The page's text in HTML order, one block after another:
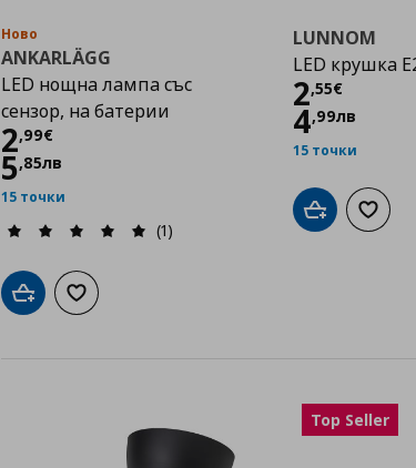
Ново
ANKARLÄGG
LED нощна лампа със
сензор, на батерии
2,99€
Цена
5,85лв
15 точки
(1)
Добави в кошницата
Добави към списъка с любими
LUNNOM
LED крушка
2,55€
Цена
4,99лв
15 точки
Добави в
Top Seller